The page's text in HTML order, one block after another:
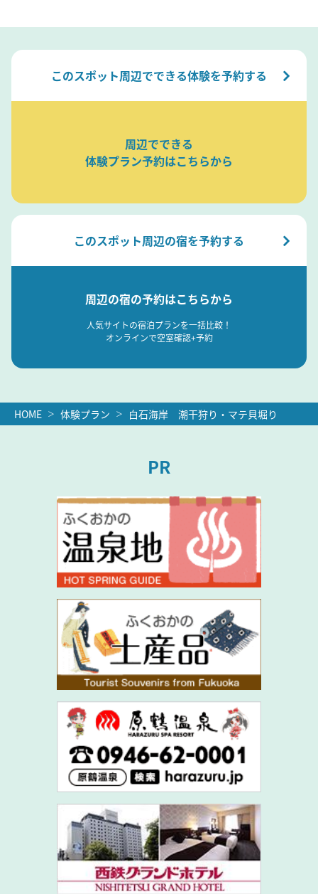
このスポット周辺でできる体験を予約する
周辺でできる
体験プラン予約はこちらから
このスポット周辺の宿を予約する
周辺の宿の予約はこちらから
人気サイトの宿泊プランを一括比較！
オンラインで空室確認+予約
HOME 体験プラン 白石海岸 潮干狩り・マテ貝堀り
PR